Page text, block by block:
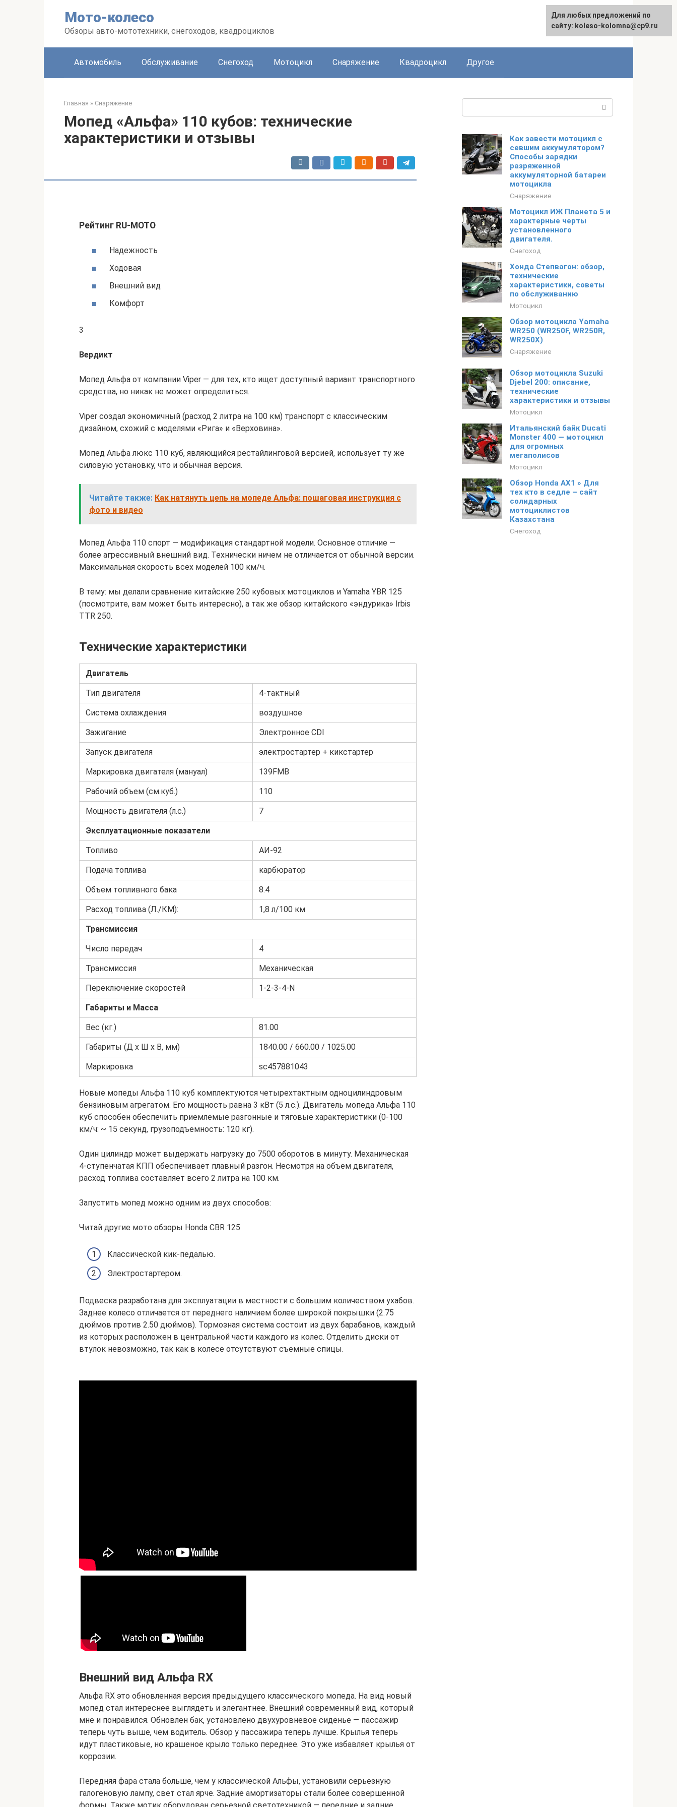
Мото-колесо
Обзоры авто-мототехники, снегоходов, квадроциклов
Автомобиль Обслуживание Снегоход Мотоцикл Снаряжение Квадроцикл Другое
Главная » Снаряжение
Мопед «Альфа» 110 кубов: технические
характеристики и отзывы
Рейтинг RU-MOTO
Надежность
Ходовая
Внешний вид
Комфорт
3
Вердикт
Мопед Альфа от компании Viper — для тех, кто ищет доступный вариант транспортного
средства, но никак не может определиться.
Viper создал экономичный (расход 2 литра на 100 км) транспорт с классическим
дизайном, схожий с моделями «Рига» и «Верховина».
Мопед Альфа люкс 110 куб, являющийся рестайлинговой версией, использует ту же
силовую установку, что и обычная версия.
Читайте также: Как натянуть цепь на мопеде Альфа: пошаговая инструкция с
фото и видео
Мопед Альфа 110 спорт — модификация стандартной модели. Основное отличие —
более агрессивный внешний вид. Технически ничем не отличается от обычной версии.
Максимальная скорость всех моделей 100 км/ч.
В тему: мы делали сравнение китайские 250 кубовых мотоциклов и Yamaha YBR 125
(посмотрите, вам может быть интересно), а так же обзор китайского «эндурика» Irbis
TTR 250.
Технические характеристики
Двигатель
Тип двигателя 4-тактный
Система охлаждения воздушное
Зажигание Электронное CDI
Запуск двигателя электростартер + кикстартер
Маркировка двигателя (мануал) 139FMB
Рабочий объем (см.куб.) 110
Мощность двигателя (л.с.) 7
Эксплуатационные показатели
Топливо АИ-92
Подача топлива карбюратор
Объем топливного бака 8.4
Расход топлива (Л./КМ): 1,8 л/100 км
Трансмиссия
Число передач 4
Трансмиссия Механическая
Переключение скоростей 1-2-3-4-N
Габариты и Масса
Вес (кг.) 81.00
Габариты (Д х Ш х В, мм) 1840.00 / 660.00 / 1025.00
Маркировка sc457881043
Новые мопеды Альфа 110 куб комплектуются четырехтактным одноцилиндровым
бензиновым агрегатом. Его мощность равна 3 кВт (5 л.с.). Двигатель мопеда Альфа 110
куб способен обеспечить приемлемые разгонные и тяговые характеристики (0-100
км/ч: ~ 15 секунд, грузоподъемность: 120 кг).
Один цилиндр может выдержать нагрузку до 7500 оборотов в минуту. Механическая
4-ступенчатая КПП обеспечивает плавный разгон. Несмотря на объем двигателя,
расход топлива составляет всего 2 литра на 100 км.
Запустить мопед можно одним из двух способов:
Читай другие мото обзоры Honda CBR 125
Классической кик-педалью.
Электростартером.
Подвеска разработана для эксплуатации в местности с большим количеством ухабов.
Заднее колесо отличается от переднего наличием более широкой покрышки (2.75
дюймов против 2.50 дюймов). Тормозная система состоит из двух барабанов, каждый
из которых расположен в центральной части каждого из колес. Отделить диски от
втулок невозможно, так как в колесе отсутствуют съемные спицы.
Внешний вид Альфа RX
Альфа RX это обновленная версия предыдущего классического мопеда. На вид новый
мопед стал интереснее выглядеть и элегантнее. Внешний современный вид, который
мне и понравился. Обновлен бак, установлено двухуровневое сиденье — пассажир
теперь чуть выше, чем водитель. Обзор у пассажира теперь лучше. Крылья теперь
идут пластиковые, но крашеное крыло только переднее. Это уже избавляет крылья от
коррозии.
Передняя фара стала больше, чем у классической Альфы, установили серьезную
галогеновую лампу, свет стал ярче. Задние амортизаторы стали более совершенной
Как завести мотоцикл с
севшим аккумулятором?
Способы зарядки
разряженной
аккумуляторной батареи
мотоцикла
Снаряжение
Мотоцикл ИЖ Планета 5 и
характерные черты
установленного
двигателя.
Снегоход
Хонда Степвагон: обзор,
технические
характеристики, советы
по обслуживанию
Мотоцикл
Обзор мотоцикла Yamaha
WR250 (WR250F, WR250R,
WR250X)
Снаряжение
Обзор мотоцикла Suzuki
Djebel 200: описание,
технические
характеристики и отзывы
Мотоцикл
Итальянский байк Ducati
Monster 400 — мотоцикл
для огромных
мегаполисов
Мотоцикл
Обзор Honda AX1 » Для
тех кто в седле – сайт
солидарных
мотоциклистов
Казахстана
Снегоход
Для любых предложений по
сайту: koleso-kolomna@cp9.ru